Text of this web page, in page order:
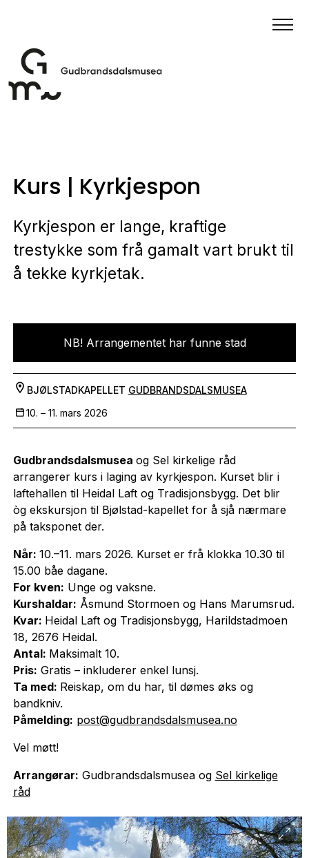
Kurs | Kyrkjespon
Kyrkjespon er lange, kraftige
trestykke som frå gamalt vart brukt til
å tekke kyrkjetak.
NB! Arrangementet har funne stad
BJØLSTADKAPELLET GUDBRANDSDALSMUSEA
10. – 11. mars 2026
Gudbrandsdalsmusea og Sel kirkelige råd
arrangerer kurs i laging av kyrkjespon. Kurset blir i
laftehallen til Heidal Laft og Tradisjonsbygg. Det blir
òg ekskursjon til Bjølstad-kapellet for å sjå nærmare
på taksponet der.
Når: 10.–11. mars 2026. Kurset er frå klokka 10.30 til
15.00 båe dagane.
For kven: Unge og vaksne.
Kurshaldar: Åsmund Stormoen og Hans Marumsrud.
Kvar: Heidal Laft og Tradisjonsbygg, Harildstadmoen
18, 2676 Heidal.
Antal: Maksimalt 10.
Pris: Gratis – inkluderer enkel lunsj.
Ta med: Reiskap, om du har, til dømes øks og
bandkniv.
Påmelding: post@gudbrandsdalsmusea.no
Vel møtt!
Arrangørar: Gudbrandsdalsmusea og Sel kirkelige
råd